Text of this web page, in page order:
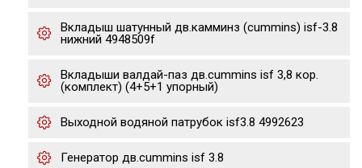
Вкладыш шатунный дв.камминз (cummins) isf-3.8
нижний 4948509f
Вкладыши валдай-паз дв.cummins isf 3,8 кор.
(комплект) (4+5+1 упорный)
Выходной водяной патрубок isf3.8 4992623
Генератор дв.cummins isf 3.8